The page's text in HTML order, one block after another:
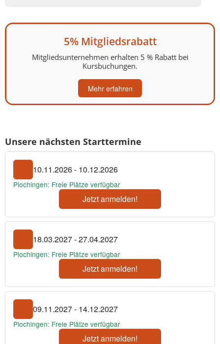
5% Mitgliedsrabatt
Mitgliedsunternehmen erhalten 5 % Rabatt bei
Kursbuchungen.
Mehr erfahren
Unsere nächsten Starttermine
10.11.2026 - 10.12.2026
Plochingen: Freie Plätze verfügbar
Jetzt anmelden!
18.03.2027 - 27.04.2027
Plochingen: Freie Plätze verfügbar
Jetzt anmelden!
09.11.2027 - 14.12.2027
Plochingen: Freie Plätze verfügbar
Jetzt anmelden!